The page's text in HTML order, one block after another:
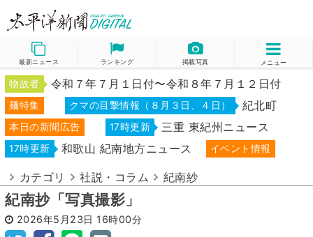
最新ニュース ランキング 掲載写真 メニュー
物故者 令和７年７月１日付〜令和８年７月１２日付
麺特集 クマの目撃情報（８月３日、４日） 紀北町
本日の新聞広告 17時更新 三重 東紀州ニュース
17時更新 和歌山 紀南地方ニュース イベント情報
カテゴリ 社説・コラム 紀南紗
紀南抄「写真撮影」
2026年5月23日 16時00分